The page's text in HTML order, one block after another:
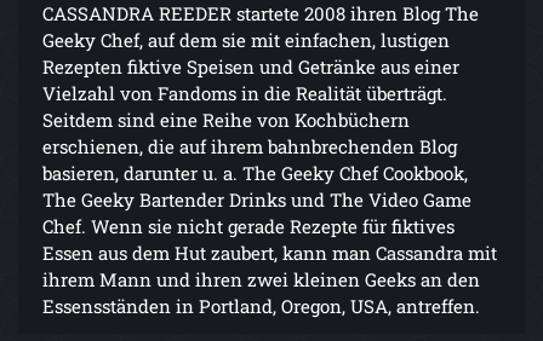
CASSANDRA REEDER startete 2008 ihren Blog The
Geeky Chef, auf dem sie mit einfachen, lustigen
Rezepten fiktive Speisen und Getränke aus einer
Vielzahl von Fandoms in die Realität überträgt.
Seitdem sind eine Reihe von Kochbüchern
erschienen, die auf ihrem bahnbrechenden Blog
basieren, darunter u. a. The Geeky Chef Cookbook,
The Geeky Bartender Drinks und The Video Game
Chef. Wenn sie nicht gerade Rezepte für fiktives
Essen aus dem Hut zaubert, kann man Cassandra mit
ihrem Mann und ihren zwei kleinen Geeks an den
Essensständen in Portland, Oregon, USA, antreffen.